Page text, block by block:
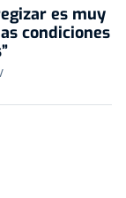
es muy
condiciones